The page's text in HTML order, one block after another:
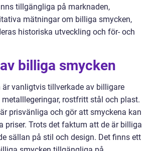
tillgängliga på marknaden,
mätningar om billiga smycken,
historiska utveckling och för- och
billiga smycken
är vanligtvis tillverkade av billigare
rostfritt stål och plast.
prisvänliga och gör att smyckena kan
priser. Trots det faktum att de är billiga
sällan på stil och design. Det finns ett